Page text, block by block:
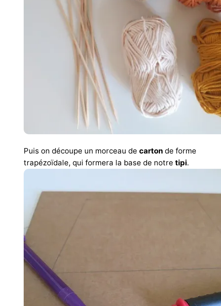
Puis on découpe un morceau de carton de forme
trapézoïdale, qui formera la base de notre tipi.